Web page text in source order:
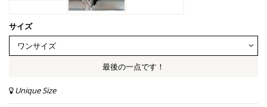
サイズ
最後の一点です！
Unique Size